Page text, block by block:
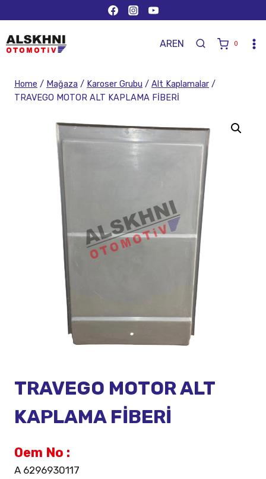
AREN 0
Home / Mağaza / Karoser Grubu / Alt Kaplamalar /
TRAVEGO MOTOR ALT KAPLAMA FİBERİ
TRAVEGO MOTOR ALT
KAPLAMA FİBERİ
Oem No :
A 6296930117